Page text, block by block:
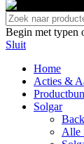
Begin met typen
Sluit
Home
Acties &
Solgar
Back
Alle